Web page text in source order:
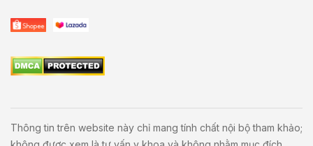
Thông tin trên website này chỉ mang tính chất nội bộ tham khảo;